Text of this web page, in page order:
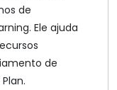
de
Ele ajuda
de